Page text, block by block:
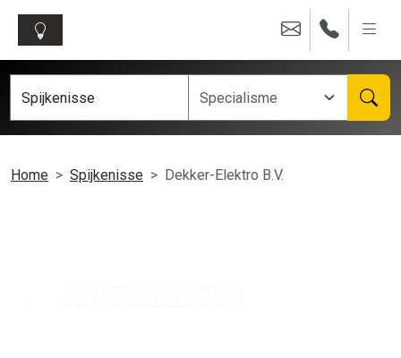
Home Spijkenisse Dekker-Elektro B.V.